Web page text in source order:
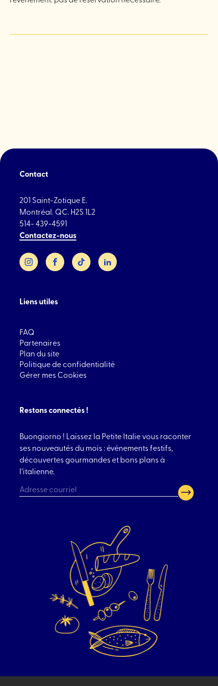
Contact
201 Saint-Zotique E.
Montréal. QC. H2S 1L2
514- 439-4591
Contactez-nous
InstagramFacebookTikTok LinkedIn
Liens utiles
FAQ
Partenaires
Plan du site
Politique de confidentialité
Gérer mes Cookies
Restons connectés !
Buongiorno ! Laissez la Petite Italie vous raconter
ses nouveautés du mois : événements festifs,
découvertes gourmandes et bons plans à
l’italienne.